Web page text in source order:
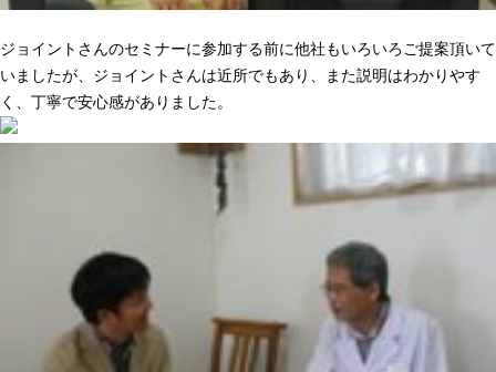
ジョイントさんのセミナーに参加する前に他社もいろいろご提案頂いて
いましたが、ジョイントさんは近所でもあり、また説明はわかりやす
く、丁寧で安心感がありました。